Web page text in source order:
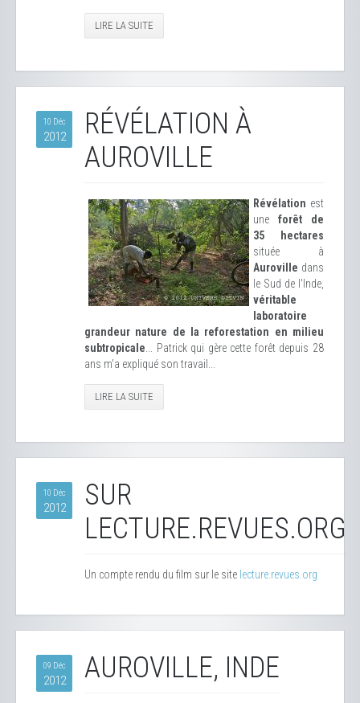
LIRE LA SUITE
10 Déc
2012
RÉVÉLATION À
AUROVILLE
Révélation est
une forêt de
35 hectares
située à
Auroville dans
le Sud de l'Inde,
véritable
laboratoire
grandeur nature de la reforestation en milieu
subtropicale ... Patrick qui gère cette forêt depuis 28
ans m'a expliqué son travail...
LIRE LA SUITE
10 Déc
2012
SUR
LECTURE.REVUES.ORG
Un compte rendu du film sur le site lecture.revues.org
09 Déc
2012 AUROVILLE, INDE